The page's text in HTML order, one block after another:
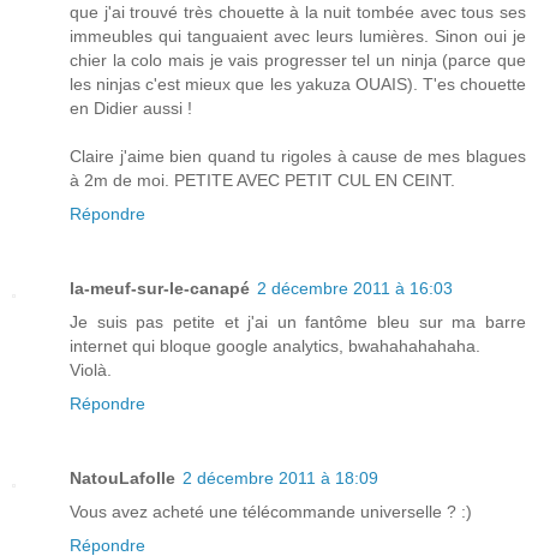
que j'ai trouvé très chouette à la nuit tombée avec tous ses
immeubles qui tanguaient avec leurs lumières. Sinon oui je
chier la colo mais je vais progresser tel un ninja (parce que
les ninjas c'est mieux que les yakuza OUAIS). T'es chouette
en Didier aussi !
Claire j'aime bien quand tu rigoles à cause de mes blagues
à 2m de moi. PETITE AVEC PETIT CUL EN CEINT.
Répondre
la-meuf-sur-le-canapé 2 décembre 2011 à 16:03
Je suis pas petite et j'ai un fantôme bleu sur ma barre
internet qui bloque google analytics, bwahahahahaha.
Violà.
Répondre
NatouLafolle 2 décembre 2011 à 18:09
Vous avez acheté une télécommande universelle ? :)
Répondre